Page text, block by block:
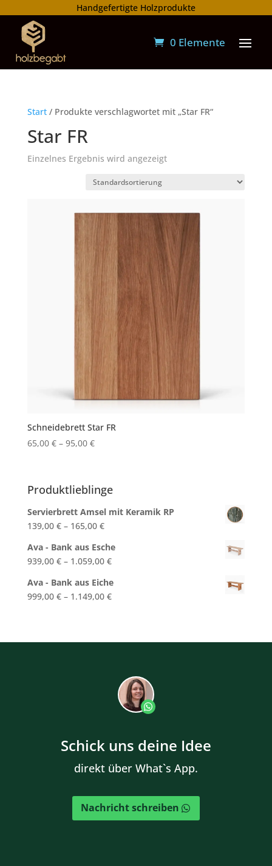
Handgefertigte Holzprodukte
0 Elemente
Start/ Produkte verschlagwortet mit „Star FR“
Star FR
Einzelnes Ergebnis wird angezeigt
Schneidebrett Star FR
65,00 €– 95,00 €
Produktlieblinge
Servierbrett Amsel mit Keramik RP
139,00 €– 165,00 €
Ava - Bank aus Esche
939,00 €– 1.059,00 €
Ava - Bank aus Eiche
999,00 €– 1.149,00 €
Schick uns deine Idee
direkt über What`s App.
Nachricht schreiben